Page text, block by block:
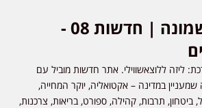
חדשות אפס שמונה | חדשות 08 -
ליזה ללוצאשווילי. אתר חדשות מוביל עם
במדינה – אקטואליה, יוקר המחייה,
ביטחון, תרבות, קהילה, ספורט, בריאות, צרכנות,